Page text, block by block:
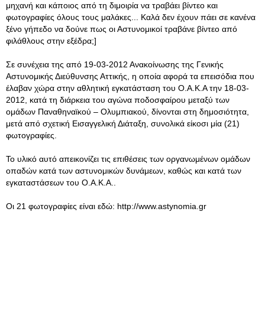
μηχανή και κάποιος από τη διμοιρία να τραβάει βίντεο και
φωτογραφίες όλους τους μαλάκες... Καλά δεν έχουν πάει σε κανένα
ξένο γήπεδο να δούνε πως οι Αστυνομικοί τραβάνε βίντεο από
φιλάθλους στην εξέδρα;]
Σε συνέχεια της από 19-03-2012 Ανακοίνωσης της Γενικής
Αστυνομικής Διεύθυνσης Αττικής, η οποία αφορά τα επεισόδια που
έλαβαν χώρα στην αθλητική εγκατάσταση του Ο.Α.Κ.Α την 18-03-
2012, κατά τη διάρκεια του αγώνα ποδοσφαίρου μεταξύ των
ομάδων Παναθηναϊκού – Ολυμπιακού, δίνονται στη δημοσιότητα,
μετά από σχετική Εισαγγελική Διάταξη, συνολικά είκοσι μία (21)
φωτογραφίες.
Το υλικό αυτό απεικονίζει τις επιθέσεις των οργανωμένων ομάδων
οπαδών κατά των αστυνομικών δυνάμεων, καθώς και κατά των
εγκαταστάσεων του Ο.Α.Κ.Α..
Οι 21 φωτογραφίες είναι εδώ: http://www.astynomia.gr